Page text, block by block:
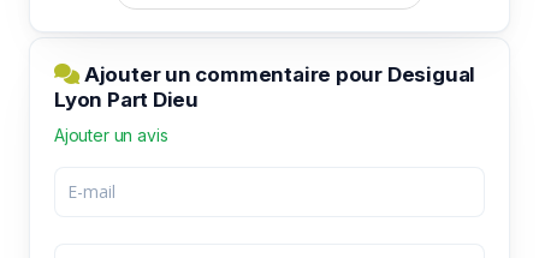
Ajouter un commentaire pour Desigual
Lyon Part Dieu
Ajouter un avis